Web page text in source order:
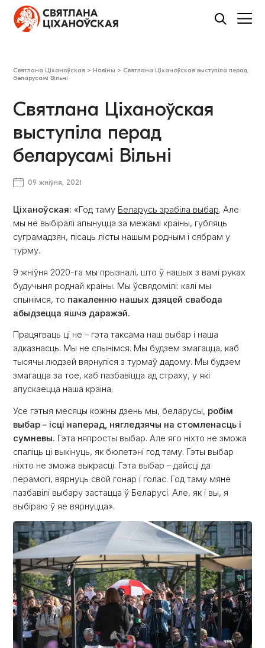
Святлана Ціханоўская > Навіны > Святлана Ціханоўская выступіла перад
беларусамі Вільні
Святлана Ціханоўская
выступіла перад
беларусамі Вільні
09 жніўня, 2021
Ціханоўская: «Год таму Беларусь зрабіла выбар. Але
мы не выбіралі апынуцца за межамі краіны, губляць
суграмадзян, пісаць лісты нашым родным і сябрам у
турму.
9 жніўня 2020-га мы прызналі, што ў нашых з вамі руках
будучыня роднай краіны. Мы ўсвядомілі: калі мы
спынімся, то пакаленню нашых дзяцей свабода
абыдзецца яшчэ даражэй.
Працягваць ці не – гэта таксама наш выбар і наша
адказнасць. Мы не спынімся. Мы будзем змагацца, каб
тысячы людзей вярнуліся з турмаў дадому. Мы будзем
змагацца за тое, каб пазбавіцца ад страху, у які
апускаецца наша краіна.
Усе гэтыя месяцы кожны дзень мы, беларусы, робім
выбар – ісці наперад, нягледзячы на стомленасць і
сумневы. Гэта няпросты выбар. Але яго ніхто не зможа
спаліць ці выкінуць, як бюлетэні год таму. Гэты выбар
ніхто не зможа выкрасці. Гэта выбар – дайсці да
перамогі, вярнуць свой гонар і голас. Год таму мяне
пазбавілі выбару застацца ў Беларусі. Але, як і вы, я
выбіраю ў яе вярнуцца».